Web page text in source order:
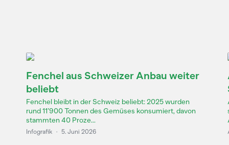
Fenchel aus Schweizer Anbau weiter
beliebt
Fenchel bleibt in der Schweiz beliebt: 2025 wurden
rund 11’900 Tonnen des Gemüses konsumiert, davon
stammten 40 Proze...
Infografik · 5. Juni 2026